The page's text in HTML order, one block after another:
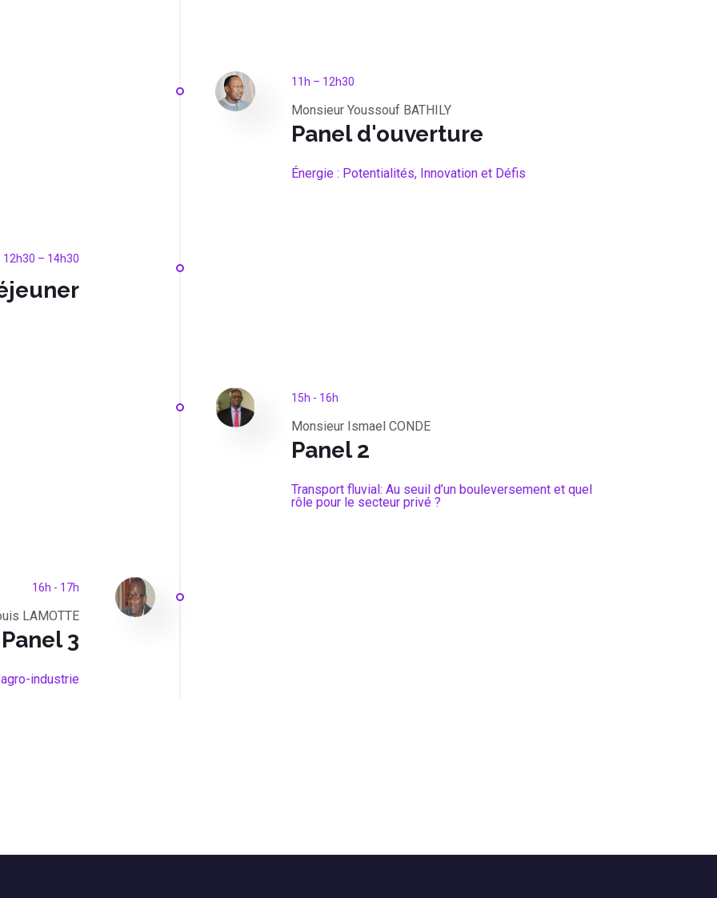
11h – 12h30
Monsieur Youssouf BATHILY
Panel d'ouverture
Énergie : Potentialités, Innovation et Défis
12h30 – 14h30
15h - 16h
Monsieur Ismael CONDE
Panel 2
Transport fluvial: Au seuil d’un bouleversement et quel
rôle pour le secteur privé ?
16h - 17h
LAMOTTE
Panel 3
industrie